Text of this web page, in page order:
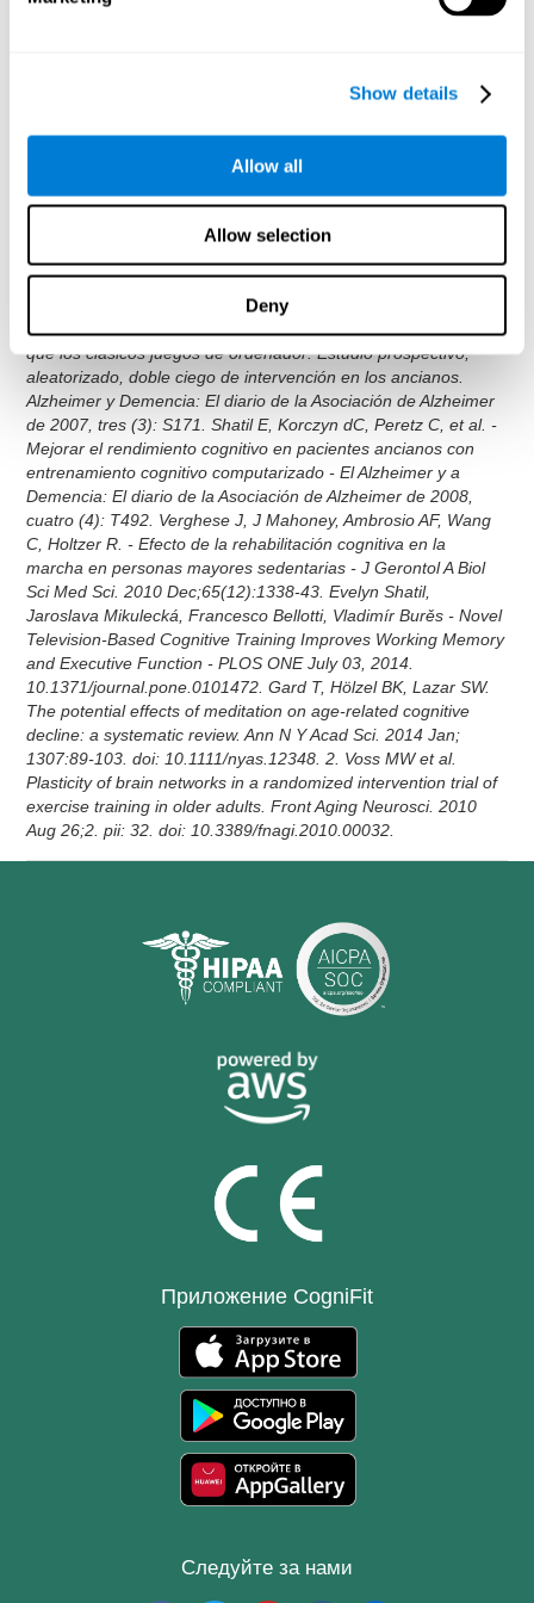
Show details
Allow all
Allow selection
Deny
C., Abejaro, L., Hijazo, L., & Losantos, R.(2016). Los trastornos
Sanid. mil., 72 (2), p. 16. [4] World Health Organization. (1992).
Clinical descriptions and diagnostic guidelines. Geneva: World
Health Organization. Shatil E (2013). ¿El entrenamiento
capacidades cognitivas más que cada uno por separado? Un
ensayo controlado de cuatro condiciones aleatorias entre
adultos sanos. Front. Aging Neurosci. 5:8. doi:
10.3389/fnagi.2013.00008. Korczyn dC, Peretz C, Aharonson V,
et al. - El programa informático de entrenamiento cognitivo
CogniFit produce una mejora mayor en el rendimiento cognitivo
que los clásicos juegos de ordenador: Estudio prospectivo,
aleatorizado, doble ciego de intervención en los ancianos.
Alzheimer y Demencia: El diario de la Asociación de Alzheimer
de 2007, tres (3): S171. Shatil E, Korczyn dC, Peretz C, et al. -
Mejorar el rendimiento cognitivo en pacientes ancianos con
entrenamiento cognitivo computarizado - El Alzheimer y a
Demencia: El diario de la Asociación de Alzheimer de 2008,
cuatro (4): T492. Verghese J, J Mahoney, Ambrosio AF, Wang
C, Holtzer R. - Efecto de la rehabilitación cognitiva en la
marcha en personas mayores sedentarias - J Gerontol A Biol
Sci Med Sci. 2010 Dec;65(12):1338-43. Evelyn Shatil,
Jaroslava Mikulecká, Francesco Bellotti, Vladimír Burěs - Novel
Television-Based Cognitive Training Improves Working Memory
and Executive Function - PLOS ONE July 03, 2014.
10.1371/journal.pone.0101472. Gard T, Hölzel BK, Lazar SW.
The potential effects of meditation on age-related cognitive
decline: a systematic review. Ann N Y Acad Sci. 2014 Jan;
1307:89-103. doi: 10.1111/nyas.12348. 2. Voss MW et al.
Plasticity of brain networks in a randomized intervention trial of
exercise training in older adults. Front Aging Neurosci. 2010
Aug 26;2. pii: 32. doi: 10.3389/fnagi.2010.00032.
Приложение CogniFit
Следуйте за нами